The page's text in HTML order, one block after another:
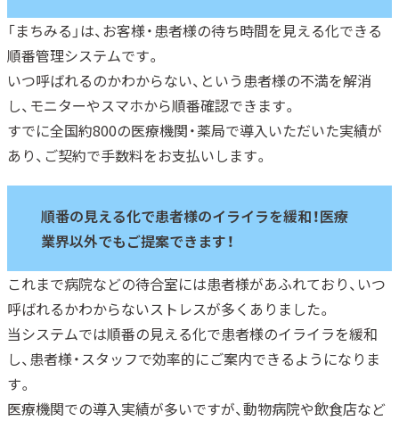
「まちみる」は、お客様・患者様の待ち時間を見える化できる
順番管理システムです。
いつ呼ばれるのかわからない、という患者様の不満を解消
し、モニターやスマホから順番確認できます。
すでに全国約800の医療機関・薬局で導入いただいた実績が
あり、ご契約で手数料をお支払いします。
順番の見える化で患者様のイライラを緩和！医療
業界以外でもご提案できます！
これまで病院などの待合室には患者様があふれており、いつ
呼ばれるかわからないストレスが多くありました。
当システムでは順番の見える化で患者様のイライラを緩和
し、患者様・スタッフで効率的にご案内できるようになりま
す。
医療機関での導入実績が多いですが、動物病院や飲食店など